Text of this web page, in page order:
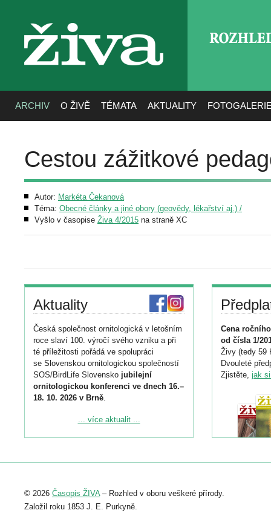
živa
ARCHIV O ŽIVĚ TÉMATA AKTUALITY
Cestou zážitkové
Autor: Markéta Čekanová
Téma: Obecné články a jiné obory (geovědy, lékařství aj.) /
Vyšlo v časopise Živa 4/2015 na straně XC
Aktuality
Česká společnost ornitologická v letošním
roce slaví 100. výročí svého vzniku a při
té příležitosti pořádá ve spolupráci
se Slovenskou ornitologickou společností
SOS/BirdLife Slovensko jubilejní
ornitologickou konferenci ve dnech 16.–
18. 10. 2026 v Brně.
Podrobnější informace ke konferenci
Registrovat se můžete do 6. září.
abstraktu přihlášené přednášky nebo
posteru je už 30. června.
... více aktualit ...
Cena
od čísla 1/
Živy (tedy 59
Dvouleté
Zjistěte, jak
© 2026 Časopis ŽIVA– Rozhled v oboru veškeré přírody.
Založil roku 1853 J. E. Purkyně.